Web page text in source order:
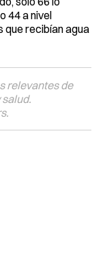
44 a nivel
que recibían agua
relevantes de